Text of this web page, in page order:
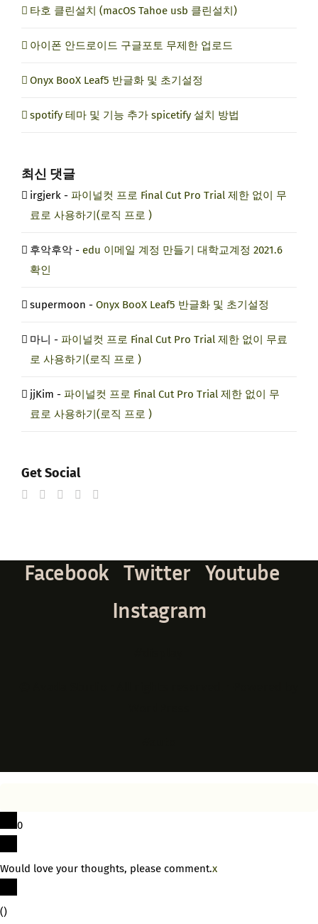
타호 클린설치 (macOS Tahoe usb 클린설치)
아이폰 안드로이드 구글포토 무제한 업로드
Onyx BooX Leaf5 반글화 및 초기설정
spotify 테마 및 기능 추가 spicetify 설치 방법
최신 댓글
irgjerk - 파이널컷 프로 Final Cut Pro Trial 제한 없이 무
료로 사용하기(로직 프로 )
후악후악 - edu 이메일 계정 만들기 대학교계정 2021.6
확인
supermoon - Onyx BooX Leaf5 반글화 및 초기설정
마니 - 파이널컷 프로 Final Cut Pro Trial 제한 없이 무료
로 사용하기(로직 프로 )
jjKim - 파이널컷 프로 Final Cut Pro Trial 제한 없이 무
료로 사용하기(로직 프로 )
Get Social
Facebook Twitter Youtube
Instagram
0
Would love your thoughts, please comment.x
()